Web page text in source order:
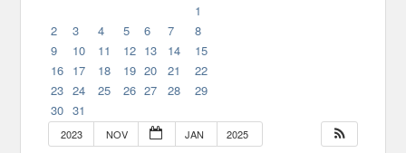
1
2
3 4 5 6 7
8
9
10 11 12 13 14
15
16 17 18 19 20 21
22
23 24 25 26 27 28
29
30 31
2023 NOV JAN 2025